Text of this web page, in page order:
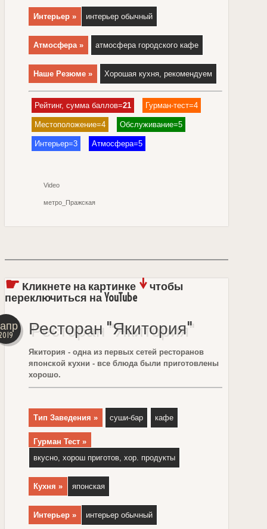
Интерьер » интерьер обычный
Атмосфера » атмосфера городского кафе
Наше Резюме » Хорошая кухня, рекомендуем
Рейтинг, сумма баллов=21 Гурман-тест=4
Местоположение=4 Обслуживание=5
Интерьер=3 Атмосфера=5
Video
метро_Пражская
☛ Кликнете на картинке↓чтобы
переключиться на YouTube
Ресторан "Якитория"
Якитория - одна из первых сетей ресторанов
японской кухни - все блюда были приготовлены
хорошо.
Тип Заведения » суши-бар кафе
Гурман Тест »
вкусно, хорош приготов, хор. продукты
Кухня » японская
Интерьер » интерьер обычный